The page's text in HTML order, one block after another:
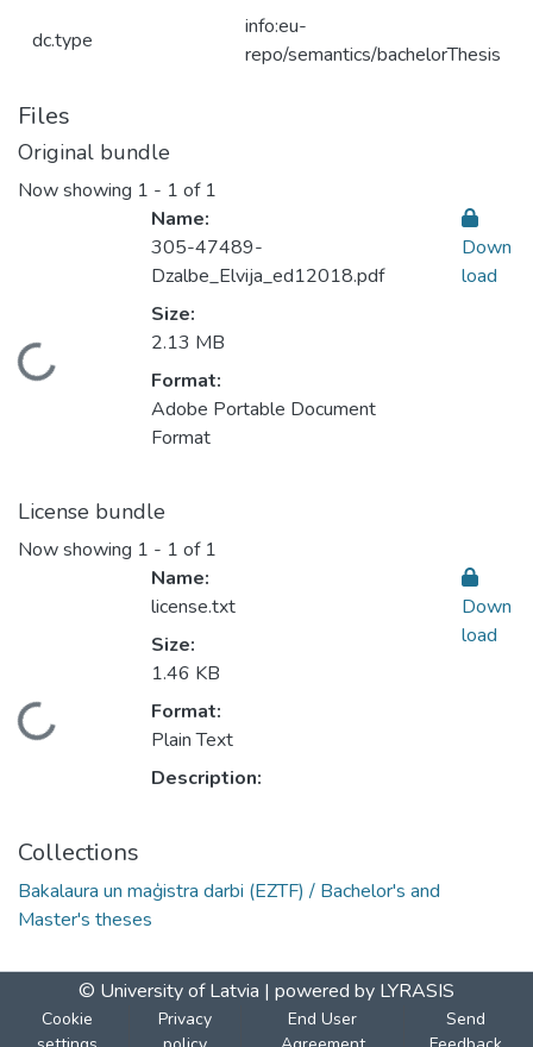
dc.type
info:eu-
repo/semantics/bachelorThesis
Files
Original bundle
Now showing 1 - 1 of 1
Name:
305-47489-
Dzalbe_Elvija_ed12018.pdf
Size:
2.13 MB
Format:
Adobe Portable Document
Format
Down
load
License bundle
Now showing 1 - 1 of 1
Name:
license.txt
Size:
1.46 KB
Format:
Plain Text
Description:
Down
load
Collections
Bakalaura un maģistra darbi (EZTF) / Bachelor's and
Master's theses
© University of Latvia | powered by LYRASIS
Cookie
Privacy
End User
Send